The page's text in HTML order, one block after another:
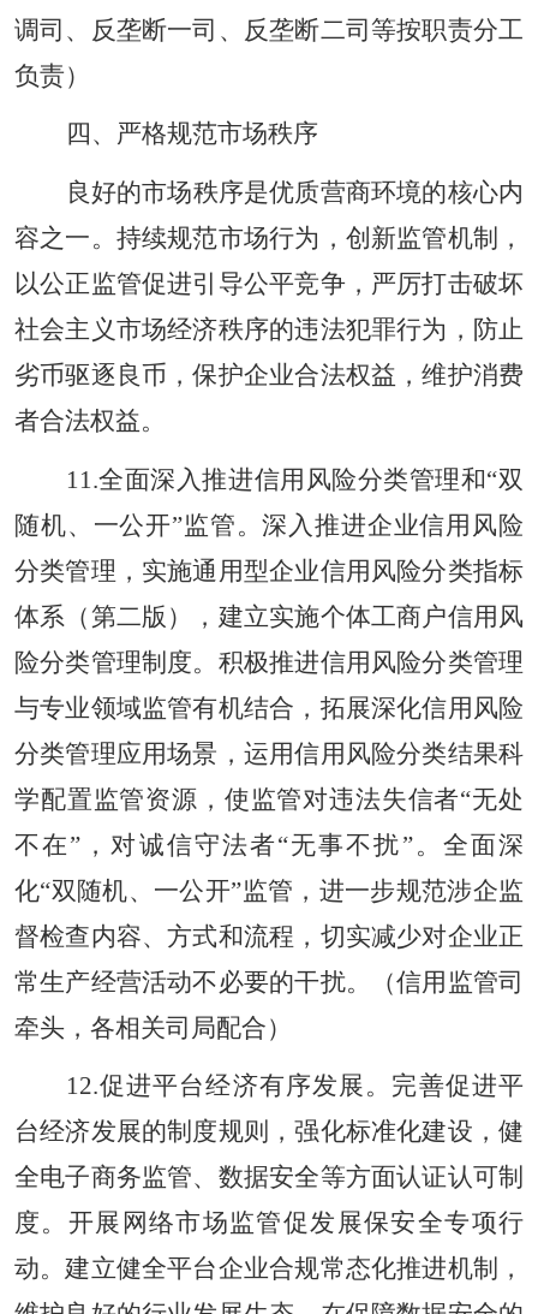
调司、反垄断一司、反垄断二司等按职责分工
负责）
四、严格规范市场秩序
良好的市场秩序是优质营商环境的核心内
容之一。持续规范市场行为，创新监管机制，
以公正监管促进引导公平竞争，严厉打击破坏
社会主义市场经济秩序的违法犯罪行为，防止
劣币驱逐良币，保护企业合法权益，维护消费
者合法权益。
11.全面深入推进信用风险分类管理和“双
随机、一公开”监管。深入推进企业信用风险
分类管理，实施通用型企业信用风险分类指标
体系（第二版），建立实施个体工商户信用风
险分类管理制度。积极推进信用风险分类管理
与专业领域监管有机结合，拓展深化信用风险
分类管理应用场景，运用信用风险分类结果科
学配置监管资源，使监管对违法失信者“无处
不在”，对诚信守法者“无事不扰”。全面深
化“双随机、一公开”监管，进一步规范涉企监
督检查内容、方式和流程，切实减少对企业正
常生产经营活动不必要的干扰。（信用监管司
牵头，各相关司局配合）
12.促进平台经济有序发展。完善促进平
台经济发展的制度规则，强化标准化建设，健
全电子商务监管、数据安全等方面认证认可制
度。开展网络市场监管促发展保安全专项行
动。建立健全平台企业合规常态化推进机制，